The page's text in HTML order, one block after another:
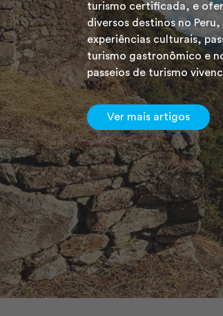
turismo certificada, e
diversos destinos no
experiências culturais,
turismo gastronômico e
passeios de turismo
Ver mais artigos